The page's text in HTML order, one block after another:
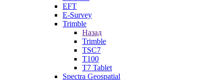
EFT
E-Survey
Trimble
Назад
Trimble
TSC7
T100
T7 Tablet
Spectra Geospatial